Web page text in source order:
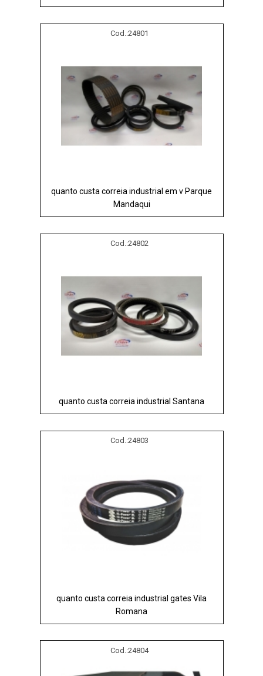
Cod.:24801
quanto custa correia industrial em v Parque
Mandaqui
Cod.:24802
quanto custa correia industrial Santana
Cod.:24803
quanto custa correia industrial gates Vila
Romana
Cod.:24804